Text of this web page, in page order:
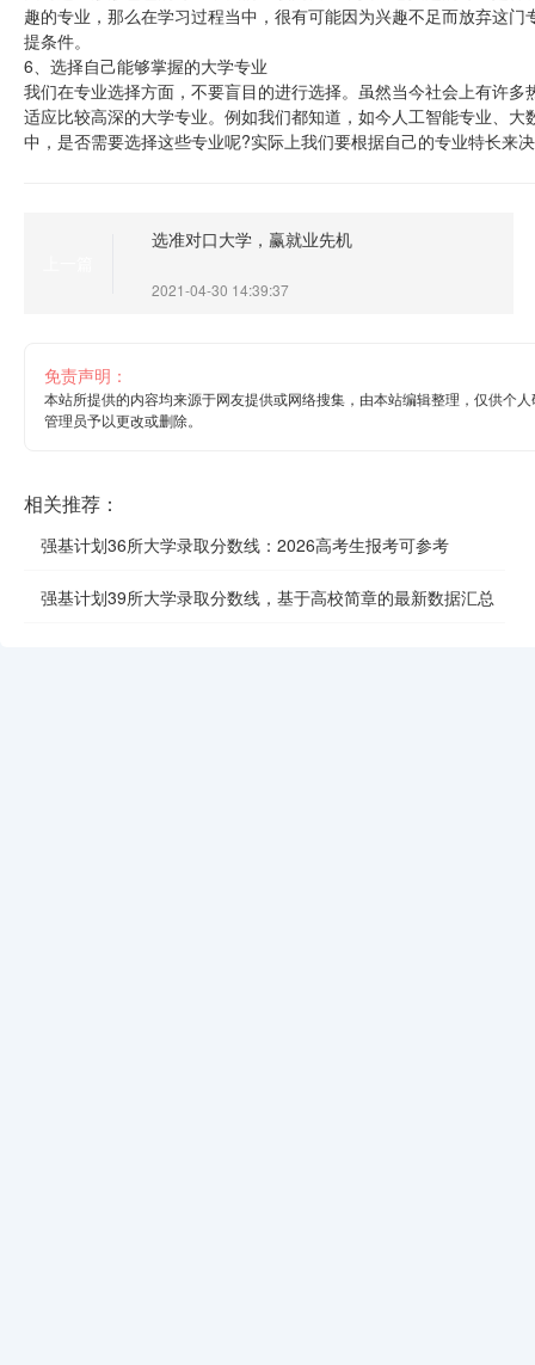
趣的专业，那么在学习过程当中，很有可能因为兴趣不足而放弃这
提条件。
6、选择自己能够掌握的大学专业
我们在专业选择方面，不要盲目的进行选择。虽然当今社会上有许
适应比较高深的大学专业。例如我们都知道，如今人工智能专业、
中，是否需要选择这些专业呢?实际上我们要根据自己的专业特长来
选准对口大学，赢就业先机
2021-04-30 14:39:37
免责声明：
本站所提供的内容均来源于网友提供或网络搜集，由本站编辑整理，仅供个
管理员予以更改或删除。
相关推荐：
强基计划36所大学录取分数线：2026高考生报考可参考
强基计划39所大学录取分数线，基于高校简章的最新数据汇总